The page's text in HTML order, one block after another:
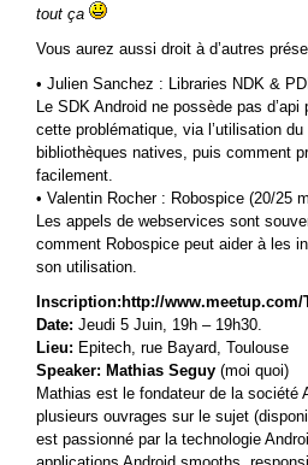
tout ça
Vous aurez aussi droit à d’autres
• Julien Sanchez : Libraries NDK &
Le SDK Android ne possède pas
cette problématique, via l’utilisation
bibliothèques natives, puis comment
facilement.
• Valentin Rocher : Robospice (20/25
Les appels de webservices sont
comment Robospice peut aider à les
son utilisation.
Inscription:http://
Date: Jeudi 5 Juin, 19h – 19h30.
Lieu: Epitech, rue Bayard, Toulouse
Speaker: Mathias Seguy (moi quoi)
Mathias est le fondateur de la société
plusieurs ouvrages sur le sujet
est passionné par la technologie